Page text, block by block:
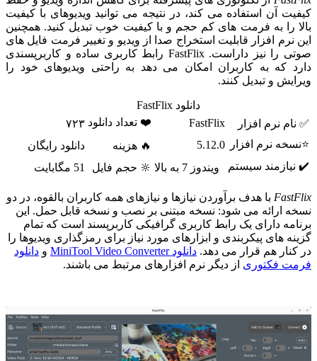
کیفیت آن استفاده می کند، در نتیجه می توانید ویدیوهای با کیفیت
بالا را به فرمت های کم حجم و با کیفیت خوب تبدیل کنید. همچنین
این نرم افزار قابلیت استخراج صدا از ویدیو و تغییر فرمت فایل های
صوتی را نیز داراست. FastFlix رابط کاربری ساده و کاربرپسندی
دارد که به کاربران امکان می دهد به راحتی ویدیوهای خود را
ویرایش و تبدیل کنند.
دانلود FastFlix
✅ نام نرم افزار
FastFlix ❤️ تعداد دانلود ۷۲۳
⭐نسخه نرم افزار
5.12.0 🔥 هزینه
دانلود رایگان
✔️ نیازمند سیستم
ویندوز 7 به بالا 🔆 حجم فایل 51 مگابایت
FastFlix با هدف برآوردن نیازها و نیازهای همه کاربران بالقوه، در دو
نسخه ارائه می شود: نسخه مبتنی بر نصب و نسخه قابل حمل. این
برنامه دارای یک رابط کاربری گرافیکی کاربرپسند است که تمام
گزینه های پیکربندی و ابزارهای مورد نیاز برای رمزگذاری ویدیوها را
در کنار هم قرار می دهد. دانلود MiniTool Video Converter و دانلود
فرمت فکتوری از دیگر نرم افزارهای مرتبط می باشند.